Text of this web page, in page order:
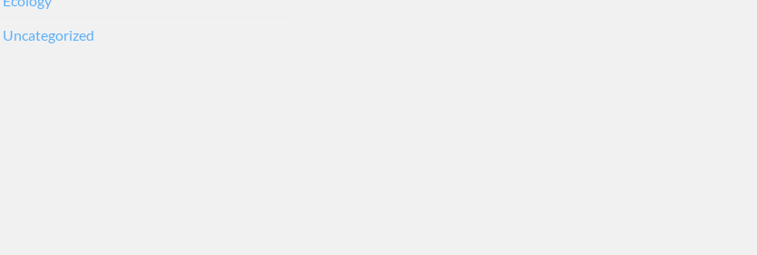
Uncategorized